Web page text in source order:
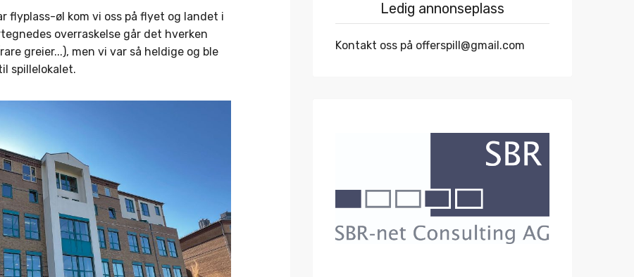
flyplass-øl kom vi oss på flyet og landet i
overraskelse går det hverken
greier...), men vi var så heldige og ble
spillelokalet.
Ledig annonseplass
Kontakt oss på offerspill@gmail.com